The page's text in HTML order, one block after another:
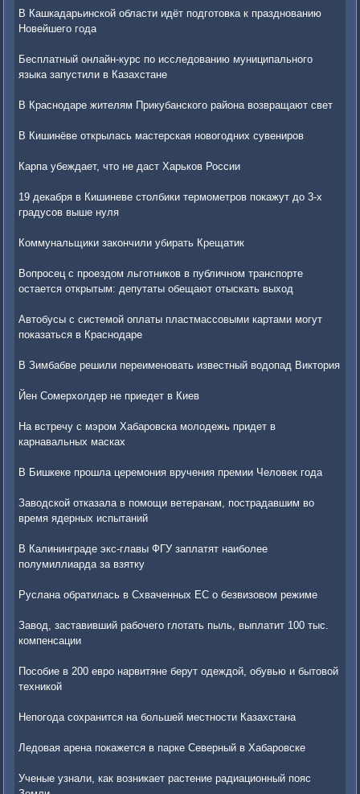
В Кашкадарьинской области идёт подготовка к празднованию
Новейшего года
Бесплатный онлайн-курс по исследованию муниципального
языка запустили в Казахстане
В Краснодаре жителям Прикубанского района возвращают свет
В Кишинёве открылась мастерская новогодних сувениров
Карпа убеждает, что не даст Харьков России
19 декабря в Кишиневе столбики термометров покажут до 3-х
градусов выше нуля
Коммунальщики закончили убирать Крещатик
Вопросец с проездом льготников в публичном транспорте
остается открытым: депутаты обещают отыскать выход
Автобусы с системой оплаты пластмассовыми картами могут
показаться в Краснодаре
В Зимбабве решили переименовать известный водопад Виктория
Йен Сомерхолдер не приедет в Киев
На встречу с мэром Хабаровска молодежь придет в
карнавальных масках
В Бишкеке прошла церемония вручения премии Человек года
Заводской отказала в помощи ветеранам, пострадавшим во
время ядерных испытаний
В Калининграде экс-главы ФГУ заплатят наиболее
полумиллиарда за взятку
Руслана обратилась в Схваченных ЕС о безвизовом режиме
Завод, заставивший рабочего глотать пыль, выплатит 100 тыс.
компенсации
Пособие в 200 евро нарвитяне берут одеждой, обувью и бытовой
техникой
Непогода сохранится на большей местности Казахстана
Ледовая арена покажется в парке Северный в Хабаровске
Ученые узнали, как возникает растение радиационный пояс